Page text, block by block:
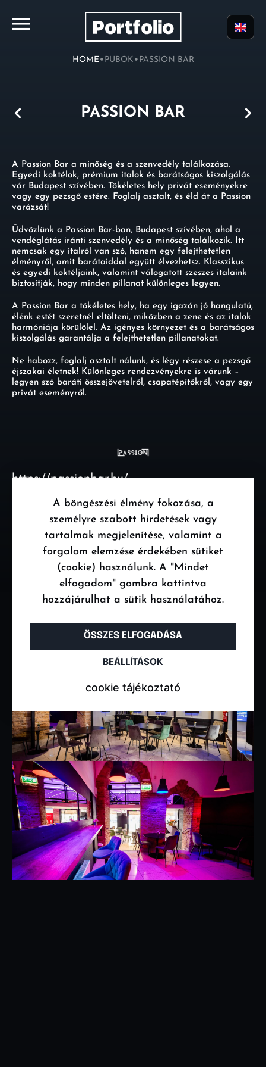
A böngészési élmény fokozása, a
személyre szabott hirdetések vagy
tartalmak megjelenítése, valamint a
forgalom elemzése érdekében sütiket
(cookie) használunk. A "Mindet
elfogadom" gombra kattintva
hozzájárulhat a sütik használatához.
ÖSSZES ELFOGADÁSA
BEÁLLÍTÁSOK
cookie tájékoztató
HOME• PUBOK • PASSION BAR
PASSION BAR
A Passion Bar a minőség és a szenvedély találkozása.
Egyedi koktélok, prémium italok és barátságos kiszolgálás
vár Budapest szívében. Tökéletes hely privát eseményekre
vagy egy pezsgő estére. Foglalj asztalt, és éld át a Passion
varázsát!
Üdvözlünk a Passion Bar-ban, Budapest szívében, ahol a
vendéglátás iránti szenvedély és a minőség találkozik. Itt
nemcsak egy italról van szó, hanem egy felejthetetlen
élményről, amit barátaiddal együtt élvezhetsz. Klasszikus
és egyedi koktéljaink, valamint válogatott szeszes italaink
biztosítják, hogy minden pillanat különleges legyen.
A Passion Bar a tökéletes hely, ha egy igazán jó hangulatú,
élénk estét szeretnél eltölteni, miközben a zene és az italok
harmóniája körülölel. Az igényes környezet és a barátságos
kiszolgálás garantálja a felejthetetlen pillanatokat.
Ne habozz, foglalj asztalt nálunk, és légy részese a pezsgő
éjszakai életnek! Különleges rendezvényekre is várunk –
legyen szó baráti összejövetelről, csapatépítőkről, vagy egy
privát eseményről.
https://passionbar.hu/